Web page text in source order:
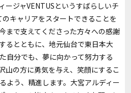
ージャVENTUSというすばらしいチ
キャリアをスタートできることを
まで支えてくださった方々への感謝
るとともに、地元仙台で東日本大
自分でも、夢に向かって努力する
山の方に勇気を与え、笑顔にするこ
よう、精進します。大宮アルディー